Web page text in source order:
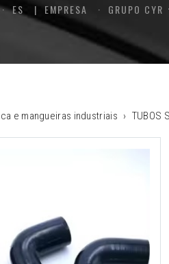
ES EMPRESA GRUPO CYR
e mangueiras industriais TUBOS